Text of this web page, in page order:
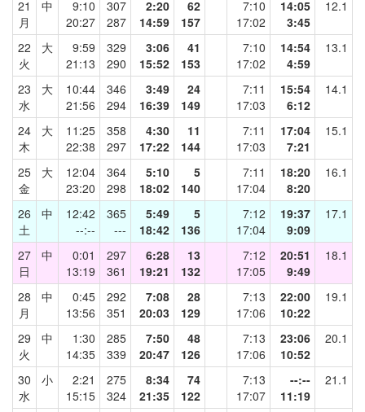
21
月
中
9:10
20:27
307
287
2:20
14:59
62
157
7:10
17:02
14:05
3:45
12.1
22
火
大
9:59
21:13
329
290
3:06
15:52
41
153
7:10
17:02
14:54
4:59
13.1
23
水
大
10:44
21:56
346
294
3:49
16:39
24
149
7:11
17:03
15:54
6:12
14.1
24
木
大
11:25
22:38
358
297
4:30
17:22
11
144
7:11
17:03
17:04
7:21
15.1
25
金
大
12:04
23:20
364
298
5:10
18:02
5
140
7:11
17:04
18:20
8:20
16.1
26
土
中
12:42
--:--
365
---
5:49
18:42
5
136
7:12
17:04
19:37
9:09
17.1
27
日
中
0:01
13:19
297
361
6:28
19:21
13
132
7:12
17:05
20:51
9:49
18.1
28
月
中
0:45
13:56
292
351
7:08
20:03
28
129
7:13
17:06
22:00
10:22
19.1
29
火
中
1:30
14:35
285
339
7:50
20:47
48
126
7:13
17:06
23:06
10:52
20.1
30
水
小
2:21
15:15
275
324
8:34
21:35
74
122
7:13
17:07
--:--
11:19
21.1